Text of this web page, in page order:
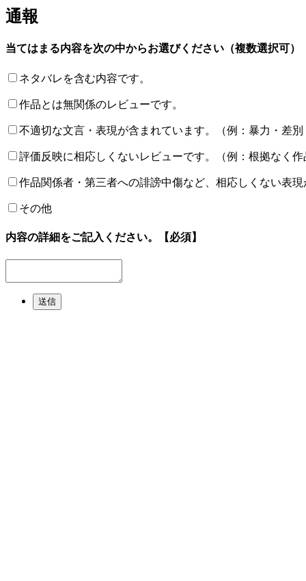
通報
当てはまる内容を次の中からお選びください（複数選択可）
ネタバレを含む内容です。
作品とは無関係のレビューです。
不適切な文言・表現が含まれています。（例：暴力・差
評価反映に相応しくないレビューです。（例：根拠なく
作品関係者・第三者への誹謗中傷など、相応しくない表
その他
内容の詳細をご記入ください。 【必須】
送信